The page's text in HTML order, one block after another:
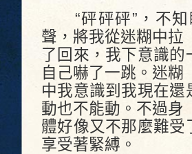
“砰砰砰”，不知
聲，將我從迷糊中拉
了回來，我下意識
自己嚇了一跳。迷糊
中我意識到我現在
動也不能動。不過身
體好像又不那麼難
享受著緊縛。